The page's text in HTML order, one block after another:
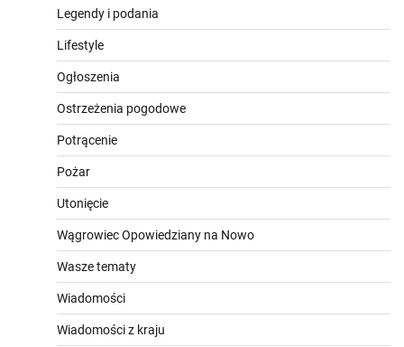
Legendy i podania
Lifestyle
Ogłoszenia
Ostrzeżenia pogodowe
Potrącenie
Pożar
Utonięcie
Wągrowiec Opowiedziany na Nowo
Wasze tematy
Wiadomości
Wiadomości z kraju